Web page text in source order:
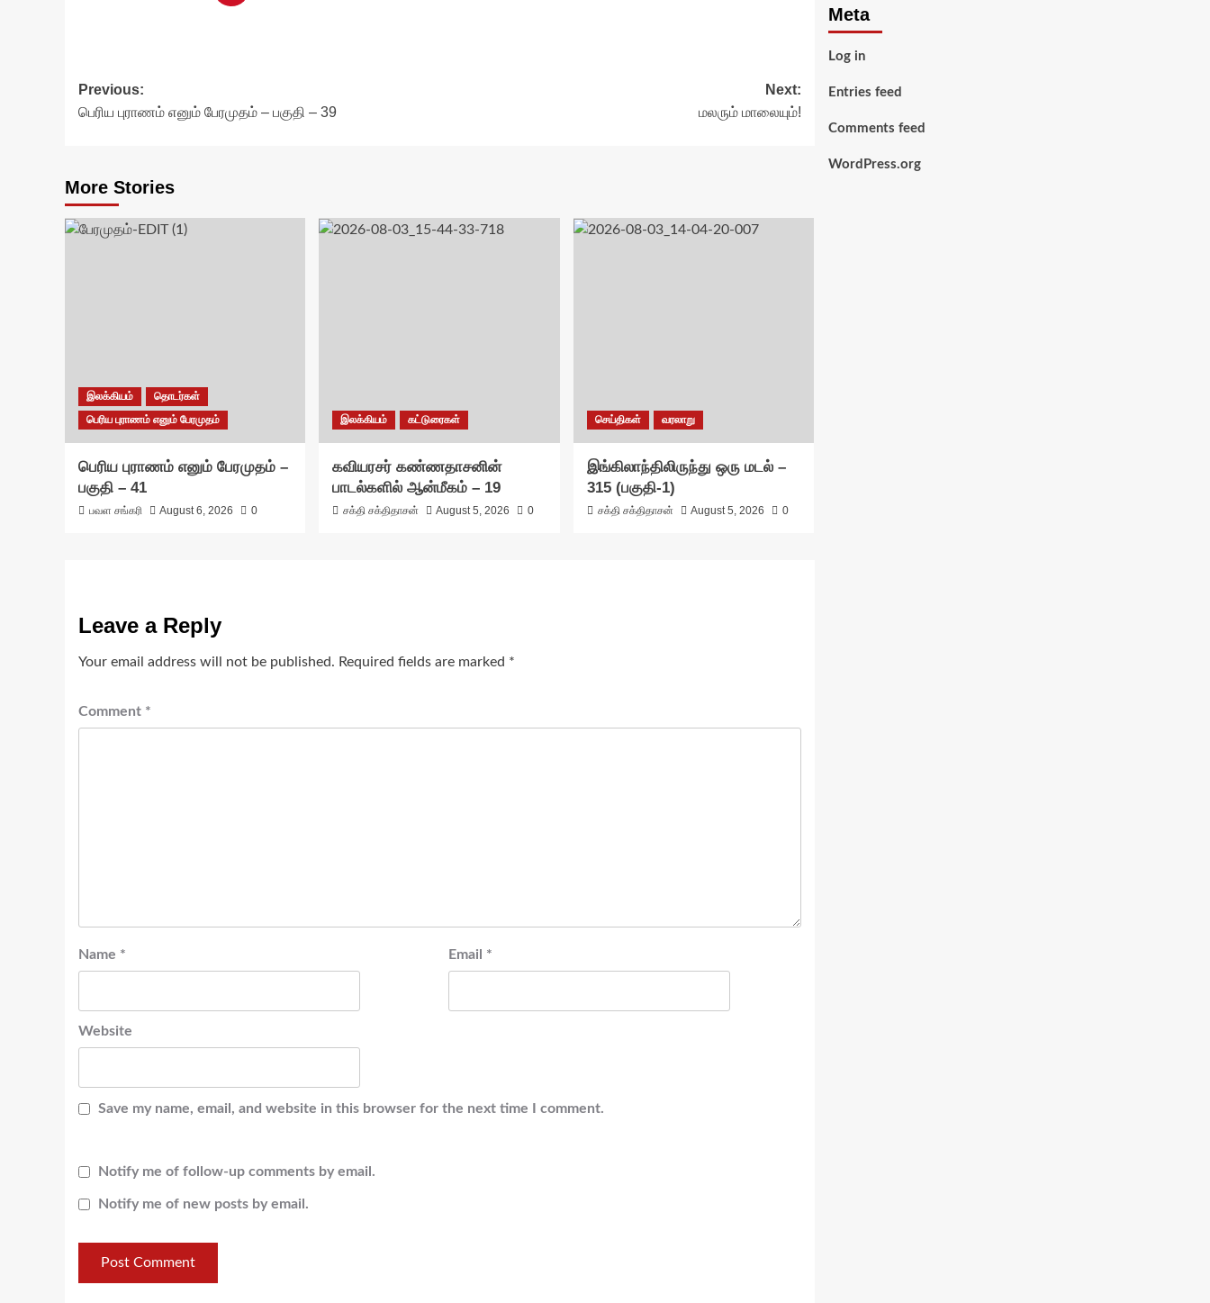
Post
navigation
Previous:
பெரிய புராணம் எனும் பேரமுதம் – பகுதி – 39
Next:
மலரும் மாலையும்!
More Stories
இலக்கியம்
தொடர்கள்
பெரிய புராணம் எனும் பேரமுதம்
பெரிய புராணம் எனும் பேரமுதம் –
பகுதி – 41
பவள சங்கரி August 6, 2026 0
இலக்கியம் கட்டுரைகள்
கவியரசர் கண்ணதாசனின்
பாடல்களில் ஆன்மீகம் – 19
சக்தி சக்திதாசன் August 5, 2026 0
செய்திகள் வரலாறு
இங்கிலாந்திலிருந்து ஒரு மடல் –
315 (பகுதி-1)
சக்தி சக்திதாசன் August 5, 2026 0
Leave a Reply
Your email address will not be published. Required fields are marked *
Comment *
Name * Email *
Website
Save my name, email, and website in this browser for the next time I comment.
Notify me of follow-up comments by email.
Notify me of new posts by email.
Meta
Log in
Entries feed
Comments feed
WordPress.org